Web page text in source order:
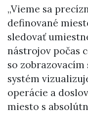
„Vieme sa
definované
sledovať
nástrojov počas
so
systém
operácie a
miesto s